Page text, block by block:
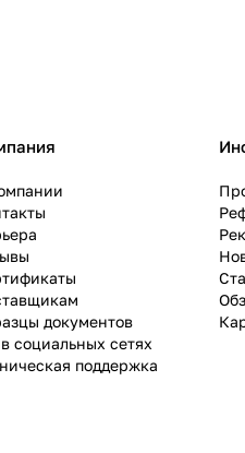
документов
социальных сетях
поддержка